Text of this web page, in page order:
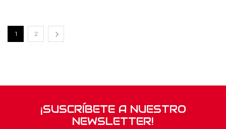
1 2
¡SUSCRÍBETE A NUESTRO
NEWSLETTER!